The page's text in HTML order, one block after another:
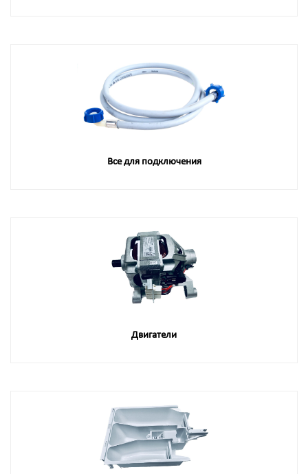
Все для подключения
Двигатели